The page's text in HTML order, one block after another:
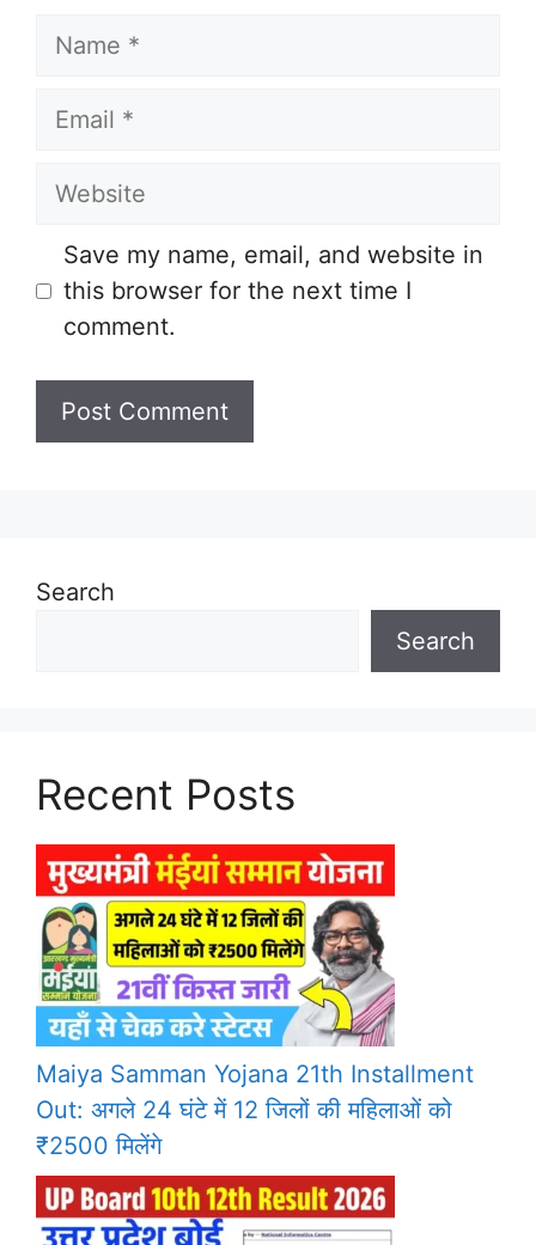
Name
Email
Website
Save my name, email, and website in
this browser for the next time I
comment.
Search
Search
Recent Posts
Maiya Samman Yojana 21th Installment
Out: अगले 24 घंटे में 12 जिलों की महिलाओं को
₹2500 मिलेंगे